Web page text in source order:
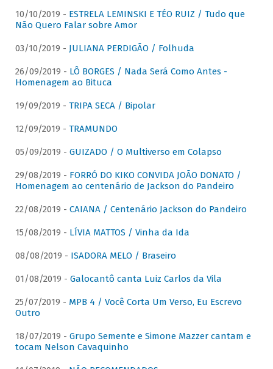
10/10/2019 - ESTRELA LEMINSKI E TÉO RUIZ / Tudo que
Não Quero Falar sobre Amor
03/10/2019 - JULIANA PERDIGÃO / Folhuda
26/09/2019 - LÔ BORGES / Nada Será Como Antes -
Homenagem ao Bituca
19/09/2019 - TRIPA SECA / Bipolar
12/09/2019 - TRAMUNDO
05/09/2019 - GUIZADO / O Multiverso em Colapso
29/08/2019 - FORRÓ DO KIKO CONVIDA JOÃO DONATO /
Homenagem ao centenário de Jackson do Pandeiro
22/08/2019 - CAIANA / Centenário Jackson do Pandeiro
15/08/2019 - LÍVIA MATTOS / Vinha da Ida
08/08/2019 - ISADORA MELO / Braseiro
01/08/2019 - Galocantô canta Luiz Carlos da Vila
25/07/2019 - MPB 4 / Você Corta Um Verso, Eu Escrevo
Outro
18/07/2019 - Grupo Semente e Simone Mazzer cantam e
tocam Nelson Cavaquinho